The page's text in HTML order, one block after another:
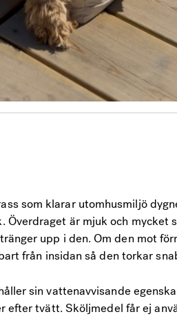
som klarar utomhusmiljö
Överdraget är mjuk och mycket
upp i den. Om den mot
från insidan så den torkar
sin vattenavvisande
tvätt. Sköljmedel får ej